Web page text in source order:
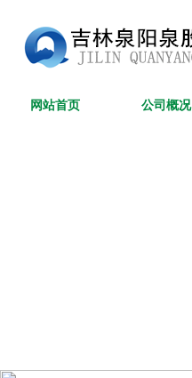
网站首页 公司概况